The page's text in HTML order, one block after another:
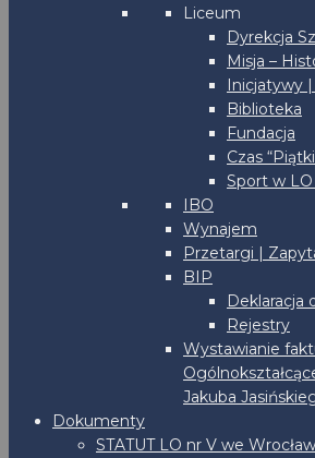
Liceum
Dyrekcja
Misja –
Inicjatywy
Biblioteka
Fundacja
Czas
Sport w
IBO
Wynajem
Przetargi |
BIP
Deklaracja
Rejestry
Wystawianie
Jakuba
Dokumenty
STATUT LO nr V we